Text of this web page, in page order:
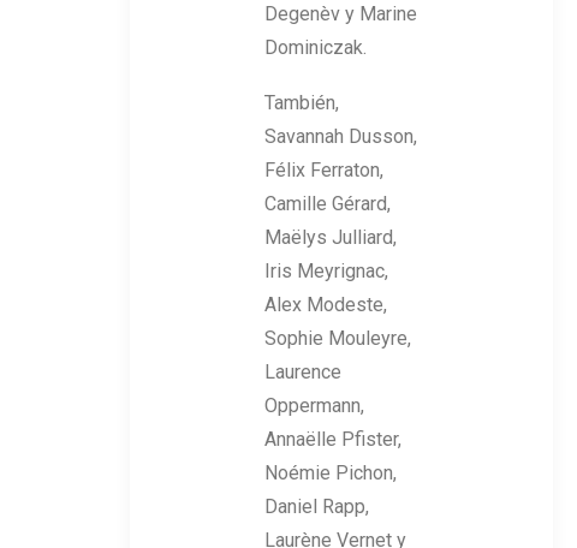
Degenèv y Marine
Dominiczak.
También,
Savannah Dusson,
Félix Ferraton,
Camille Gérard,
Maëlys Julliard,
Iris Meyrignac,
Alex Modeste,
Sophie Mouleyre,
Laurence
Oppermann,
Annaëlle Pfister,
Noémie Pichon,
Daniel Rapp,
Laurène Vernet y